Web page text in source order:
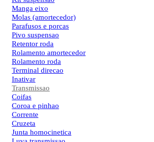
Manga eixo
Molas (amortecedor)
Parafusos e porcas
Pivo suspensao
Retentor roda
Rolamento amortecedor
Rolamento roda
Terminal direcao
Inativar
Transmissao
Coifas
Coroa e pinhao
Corrente
Cruzeta
Junta homocinetica